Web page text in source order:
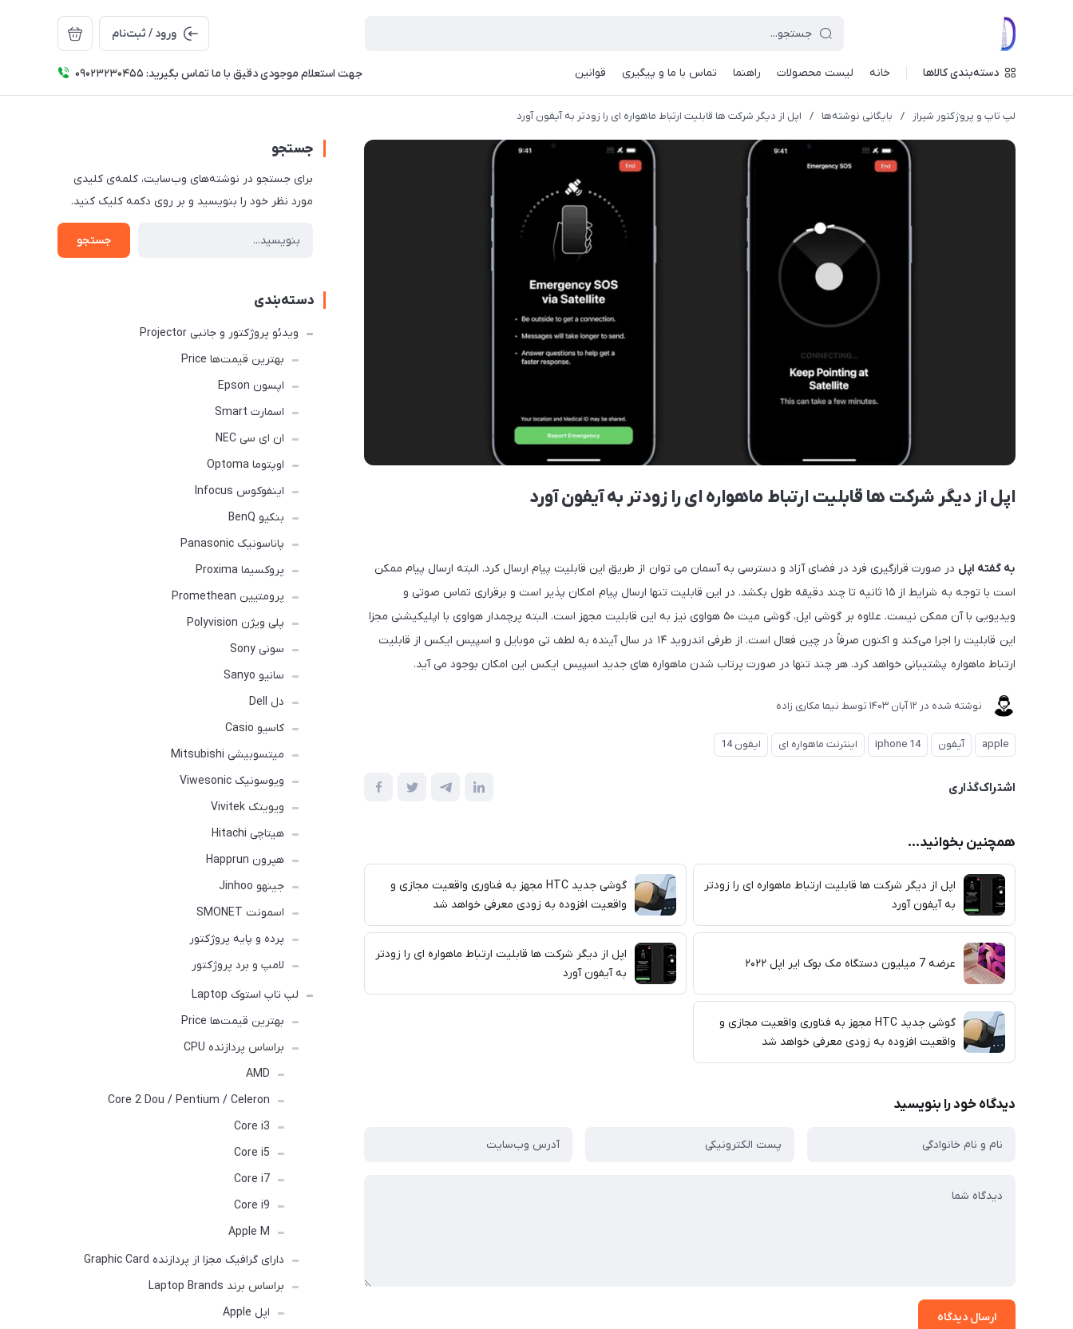
ورود / ثبت‌نام
دسته‌بندی کالاها خانه لیست محصولات راهنما تماس با ما و پیگیری قوانین جهت استعلام موجودی دقیق با ما تماس بگیرید: 09023230455
لپ تاپ و پروژکتور شیراز / بایگانی نوشته‌ها / اپل از دیگر شرکت ها قابلیت ارتباط ماهواره ای را زودتر به آیفون آورد
اپل از دیگر شرکت ها قابلیت ارتباط ماهواره ای را زودتر به آیفون آورد
به گفته اپل در صورت قرارگیری فرد در فضای آزاد و دسترسی به آسمان می توان از طریق این قابلیت پیام ارسال کرد. البته ارسال پیام ممکن
است با توجه به شرایط از ۱۵ ثانیه تا چند دقیقه طول بکشد. در این قابلیت تنها ارسال پیام امکان پذیر است و برقراری تماس صوتی و
ویدیویی با آن ممکن نیست. علاوه بر گوشی اپل، گوشی میت ۵۰ هواوی نیز به این قابلیت مجهز است. البته پرچمدار هواوی با اپلیکیشنی مجزا
این قابلیت را اجرا می‌کند و اکنون صرفاً در چین فعال است. از طرفی اندروید ۱۴ در سال آینده به لطف تی موبایل و اسپیس ایکس از قابلیت
ارتباط ماهواره پشتیبانی خواهد کرد. هر چند تنها در صورت پرتاب شدن ماهواره های جدید اسپیس ایکس این امکان بوجود می آید.
نوشته شده در 12 آبان 1403 توسط نیما مکاری زاده
apple آیفون iphone 14 اینترنت ماهواره ای ایفون 14
اشتراک‌گذاری
همچنین بخوانید...
اپل از دیگر شرکت ها قابلیت ارتباط ماهواره ای را زودتر
به آیفون آورد
گوشی جدید HTC مجهز به فناوری واقعیت مجازی و
واقعیت افزوده به زودی معرفی خواهد شد
عرضه 7 میلیون دستگاه مک بوک ایر اپل ۲۰۲۲
اپل از دیگر شرکت ها قابلیت ارتباط ماهواره ای را زودتر
به آیفون آورد
گوشی جدید HTC مجهز به فناوری واقعیت مجازی و
واقعیت افزوده به زودی معرفی خواهد شد
دیدگاه خود را بنویسید
ارسال دیدگاه
جستجو
برای جستجو در نوشته‌های وب‌سایت، کلمه‌ی کلیدی
مورد نظر خود را بنویسید و بر روی دکمه کلیک کنید.
جستجو
دسته‌بندی
ویدئو پروژکتور و جانبی Projector
بهترین قیمت‌ها Price
اپسون Epson
اسمارت Smart
ان ای سی NEC
اوپتوما Optoma
اینفوکوس Infocus
بنکیو BenQ
پاناسونیک Panasonic
پروکسیما Proxima
پرومتیین Promethean
پلی ویژن Polyvision
سونی Sony
سانیو Sanyo
دل Dell
کاسیو Casio
میتسوبیشی Mitsubishi
ویوسونیک Viwesonic
ویویتک Vivitek
هیتاچی Hitachi
هپرون Happrun
جینهو Jinhoo
اسمونت SMONET
پرده و پایه پروژکتور
لامپ و برد پروژکتور
لپ تاپ استوک Laptop
بهترین قیمت‌ها Price
براساس پردازنده CPU
AMD
Core 2 Dou / Pentium / Celeron
Core i3
Core i5
Core i7
Core i9
Apple M
دارای گرافیک مجزا از پردازنده Graphic Card
براساس برند Laptop Brands
اپل Apple